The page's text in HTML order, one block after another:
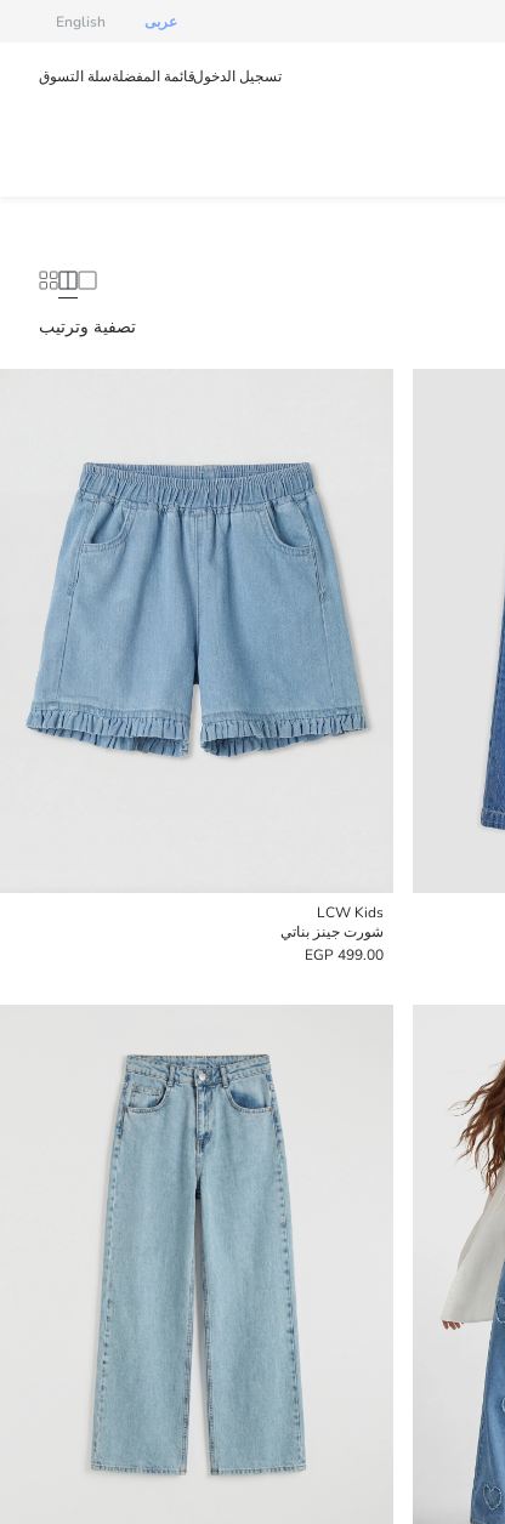
عربى English
تسجيل الدخولقائمة المفضلةسلة التسوق
تصفية وترتيب
LCW Kids
شورت جينز بناتي
499.00 EGP